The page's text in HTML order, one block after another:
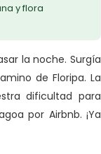
y flora
la noche. Surgía
de Floripa. La
dificultad para
por Airbnb. ¡Ya